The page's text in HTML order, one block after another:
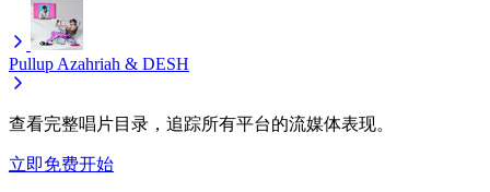
Pullup Azahriah & DESH
查看完整唱片目录，追踪所有平台的流媒体表现。
立即免费开始